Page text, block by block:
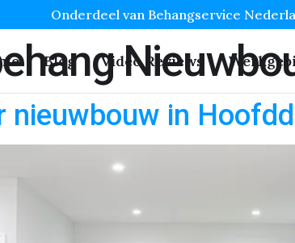
Onderdeel van Behangservice
Blog Video Reviews
nieuwbouw in